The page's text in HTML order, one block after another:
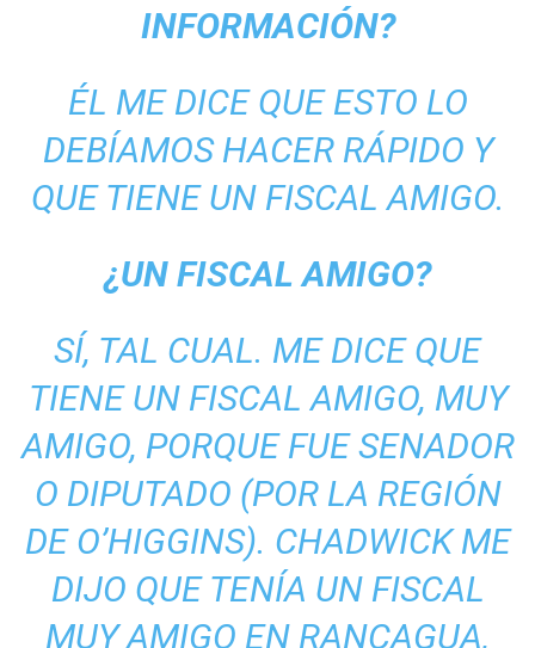
INFORMACIÓN?
ÉL ME DICE QUE ESTO LO
DEBÍAMOS HACER RÁPIDO Y
QUE TIENE UN FISCAL AMIGO.
¿UN FISCAL AMIGO?
SÍ, TAL CUAL. ME DICE QUE
TIENE UN FISCAL AMIGO, MUY
AMIGO, PORQUE FUE SENADOR
O DIPUTADO (POR LA REGIÓN
DE O’HIGGINS). CHADWICK ME
DIJO QUE TENÍA UN FISCAL
MUY AMIGO EN RANCAGUA,